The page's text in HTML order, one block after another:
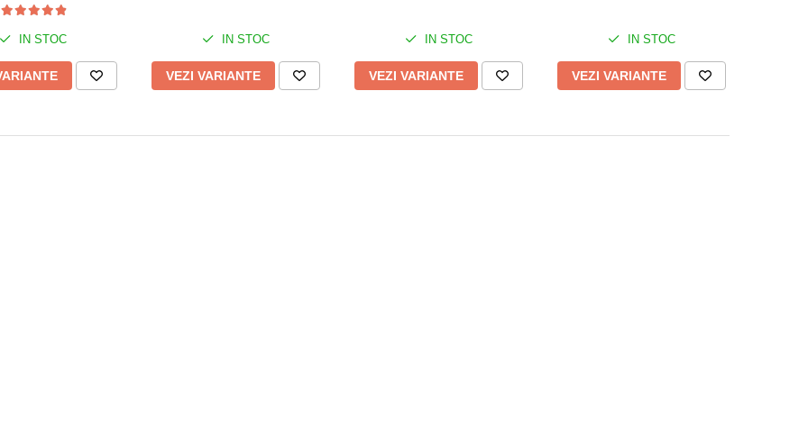
IN STOC IN STOC
VEZI VARIANTE
IN STOC
VEZI VARIANTE
IN STOC
VEZI VARIANTE